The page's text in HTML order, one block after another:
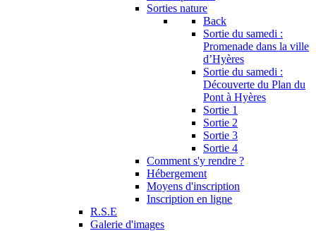
Sorties nature
Back
Sortie du samedi :
Promenade dans la ville
d’Hyères
Sortie du samedi :
Découverte du Plan du
Pont à Hyères
Sortie 1
Sortie 2
Sortie 3
Sortie 4
Comment s'y rendre ?
Hébergement
Moyens d'inscription
Inscription en ligne
R.S.E
Galerie d'images